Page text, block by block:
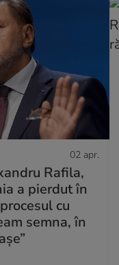
02 apr.
Rafila,
a pierdut în
cu
semna, în